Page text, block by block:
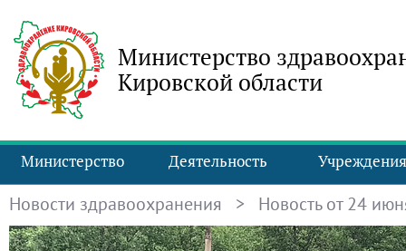
Министерство
Кировской области
Министерство Деятельность Учреждения
Новости здравоохранения > Новость от 24